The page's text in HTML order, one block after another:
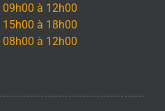
09h00 à 12h00
15h00 à 18h00
08h00 à 12h00